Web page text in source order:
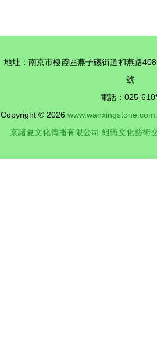
業博覽會開
域合作與鄉
村振興新樂
章
地址：南京市棲霞區燕子磯街道和燕路
號
電話：025-
Copyright © 2026
京諸夏文化傳播有限公司 組織文化藝術